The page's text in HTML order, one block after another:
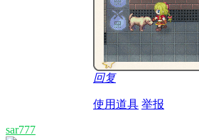
回复
使用道具 举报
sar777